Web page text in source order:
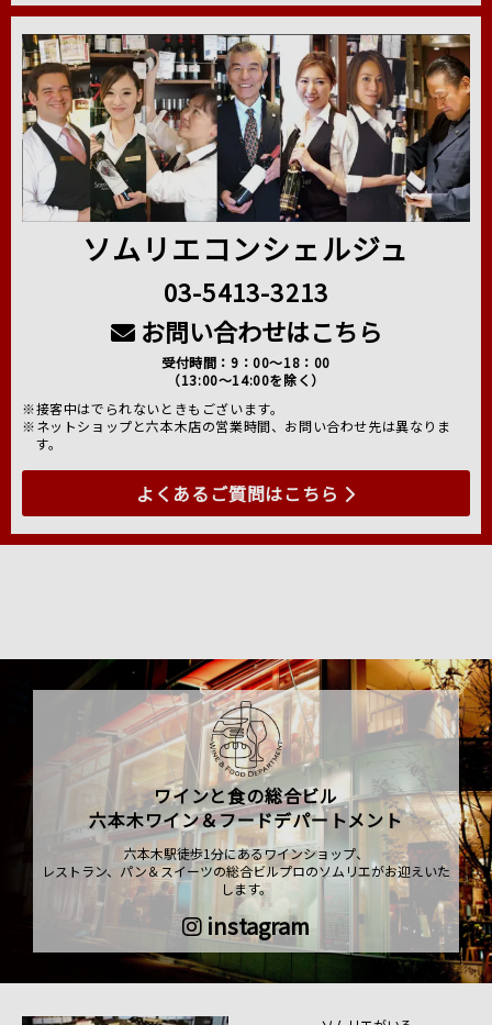
ソムリエコンシェルジュ
03-5413-3213
お問い合わせはこちら
受付時間：9：00～18：00
（13:00～14:00を除く）
※接客中はでられないときもございます。
※ネットショップと六本木店の営業時間、お問い合わせ先は異なりま
す。
よくあるご質問はこちら
ワインと食の総合ビル
六本木ワイン＆フードデパートメント
六本木駅徒歩1分にあるワインショップ、
レストラン、パン＆スイーツの総合ビルプロのソムリエがお迎えいた
します。
instagram